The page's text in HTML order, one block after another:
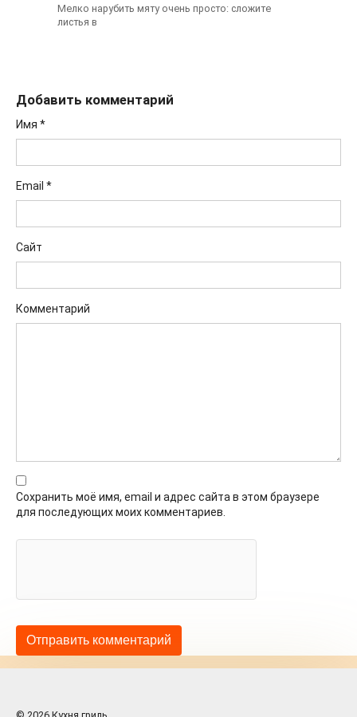
Мелко нарубить мяту очень просто: сложите
листья в
Добавить комментарий
Имя *
Email *
Сайт
Комментарий
Сохранить моё имя, email и адрес сайта в этом браузере
для последующих моих комментариев.